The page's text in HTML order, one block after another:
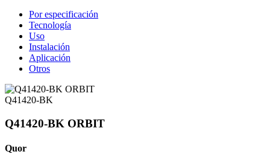
Por especificación
Tecnología
Uso
Instalación
Aplicación
Otros
Q41420-BK
Q41420-BK ORBIT
Quor